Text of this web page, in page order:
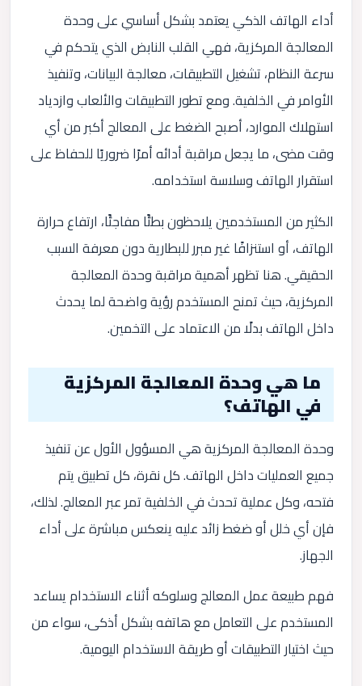
أداء الهاتف الذكي يعتمد بشكل أساسي على وحدة
المعالجة المركزية، فهي القلب النابض الذي يتحكم في
سرعة النظام، تشغيل التطبيقات، معالجة البيانات، وتنفيذ
الأوامر في الخلفية. ومع تطور التطبيقات والألعاب وازدياد
استهلاك الموارد، أصبح الضغط على المعالج أكبر من أي
وقت مضى، ما يجعل مراقبة أدائه أمرًا ضروريًا للحفاظ على
استقرار الهاتف وسلاسة استخدامه.
الكثير من المستخدمين يلاحظون بطئًا مفاجئًا، ارتفاع حرارة
الهاتف، أو استنزافًا غير مبرر للبطارية دون معرفة السبب
الحقيقي. هنا تظهر أهمية مراقبة وحدة المعالجة
المركزية، حيث تمنح المستخدم رؤية واضحة لما يحدث
داخل الهاتف بدلًا من الاعتماد على التخمين.
ما هي وحدة المعالجة المركزية
في الهاتف؟
وحدة المعالجة المركزية هي المسؤول الأول عن تنفيذ
جميع العمليات داخل الهاتف. كل نقرة، كل تطبيق يتم
فتحه، وكل عملية تحدث في الخلفية تمر عبر المعالج. لذلك،
فإن أي خلل أو ضغط زائد عليه ينعكس مباشرة على أداء
الجهاز.
فهم طبيعة عمل المعالج وسلوكه أثناء الاستخدام يساعد
المستخدم على التعامل مع هاتفه بشكل أذكى، سواء من
حيث اختيار التطبيقات أو طريقة الاستخدام اليومية.